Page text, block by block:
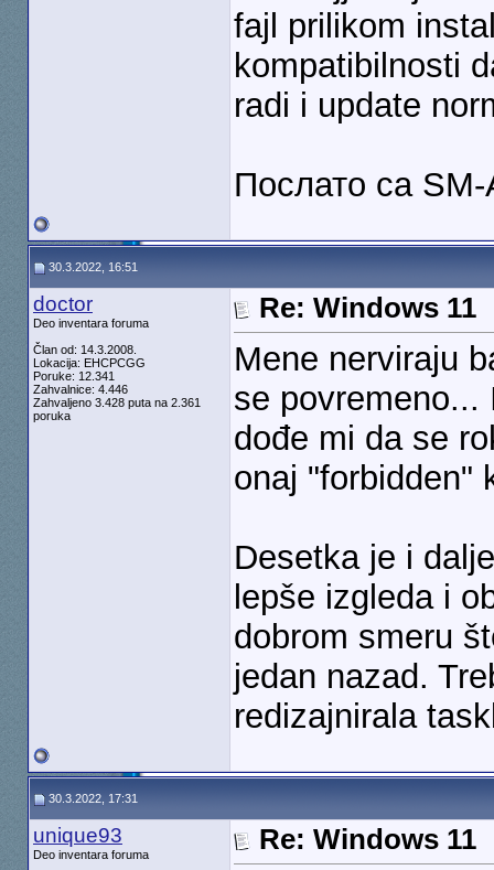
fajl prilikom
kompatibilnosti
radi i update
Послато са
30.3.2022, 16:51
doctor
Deo inventara foruma
Član od: 14.3.2008.
Lokacija: EHCPCGG
Poruke: 12.341
Zahvalnice: 4.446
Zahvaljeno 3.428 puta na 2.361
poruka
Re: Windows 11
Mene nerviraju
se povremeno...
dođe mi da se
onaj "forbidden"
Desetka je i
lepše izgleda i
dobrom smeru
jedan nazad.
redizajnirala
30.3.2022, 17:31
unique93
Deo inventara foruma
Re: Windows 11